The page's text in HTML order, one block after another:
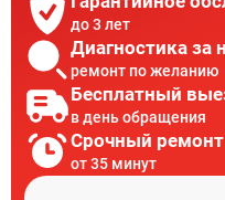
до 3 лет
Диагностика за
ремонт по желанию
Бесплатный
в день обращения
Срочный ремонт
от 35 минут